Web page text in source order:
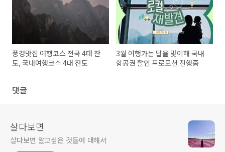
풍경맛집 여행코스 전국 4대 잔
도, 국내여행코스 4대 잔도
3월 여행가는 달을 맞이해 국내
항공권 할인 프로모션 진행중
댓글
살다보면
살다보면 알고싶은 것들에 대해서